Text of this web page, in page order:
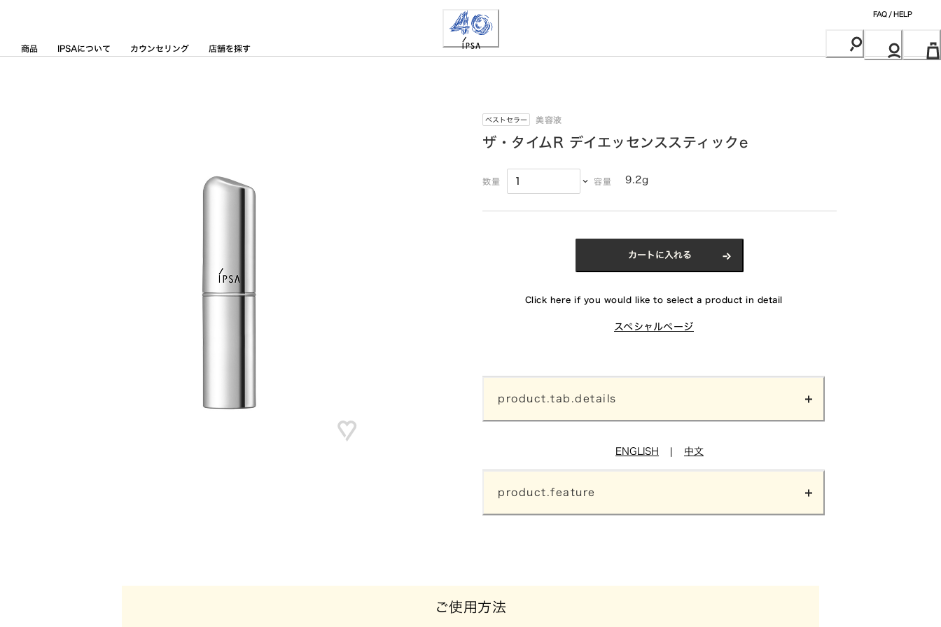
商品 IPSAについて カウンセリング 店舗を探す
FAQ / HELP
ベストセラー 美容液
ザ・タイムR デイエッセンススティックe
数量 容量 9.2g
カートに入れる
Click here if you would like to select a product in detail
スペシャルページ
product.tab.details
ENGLISH 中文
product.feature
ご使用方法